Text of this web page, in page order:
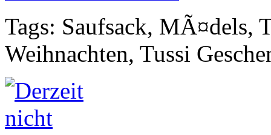
Tags: Saufsack, MÃ¤dels,
Weihnachten, Tussi